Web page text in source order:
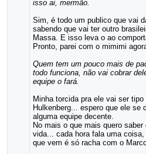
isso ai, mermão.
Sim, é todo um publico que vai
sabendo que vai ter outro
Massa. E isso leva o ao
Pronto, parei com o mimimi
Quem tem um pouco mais de
todo funciona, não vai cobrar
equipe o fará.
Minha torcida pra ele vai ser
Hulkenberg... espero que ele se
alguma equipe decente.
No mais o que mais quero
vida... cada hora fala uma
que vem é só racha com o